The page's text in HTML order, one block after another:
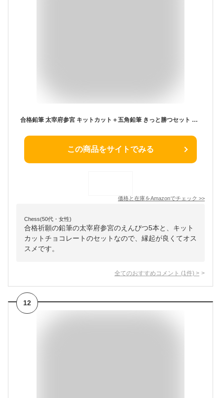
合格鉛筆 太宰府参宮 キットカット＋五角鉛筆 きっと勝つセット 鉛筆5本入り 合格祈願 合格 応援グッズ えんぴつ (白)
この商品をサイトでみる
価格と在庫をAmazonでチェック >>
Chess(50代・女性)
合格祈願の鉛筆の太宰府参宮のえんぴつ5本と、キット
カットチョコレートのセットなので、縁起が良くてオス
スメです。
全てのおすすめコメント (1 件) >
12